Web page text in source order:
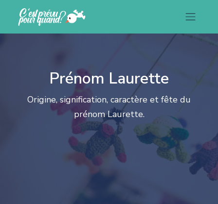
Prénom Laurette
Origine, signification, caractère et fête du
prénom Laurette.